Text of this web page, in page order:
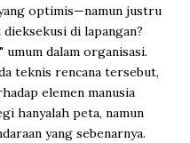
optimis—namun justru
di lapangan?
dalam organisasi.
teknis rencana tersebut,
elemen manusia
hanyalah peta, namun
yang sebenarnya.